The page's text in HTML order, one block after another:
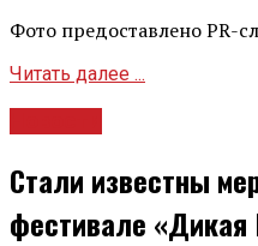
Фото предоставлено PR-
Читать далее ...
Стали известны
фестивале «Дикая